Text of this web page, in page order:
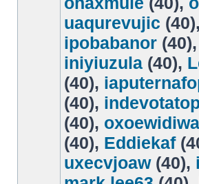
uaqurevujic (40),
ipobabanor (40),
iniyiuzula (40),
(40),
(40),
(40),
(40), Eddiekaf
uxecvjoaw(40),